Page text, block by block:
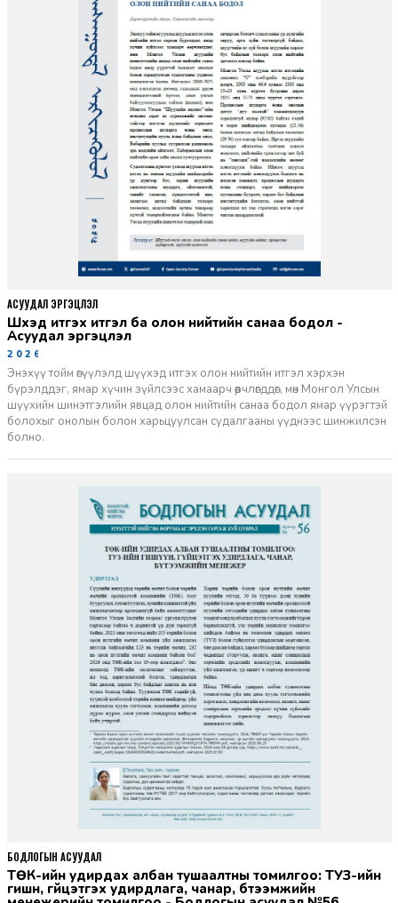
Шүүхэд итгэх итгэл ба олон нийтийн санаа бодол -
Асуудал эргэцүүлэл
2026-06-11
Энэхүү тойм өгүүлэлд шүүхэд итгэх олон нийтийн итгэл хэрхэн
бүрэлддэг, ямар хүчин зүйлсээс хамаарч өөрчлөгддөг, мөн Монгол Улсын
шүүхийн шинэтгэлийн явцад олон нийтийн санаа бодол ямар үүрэгтэй
болохыг онолын болон харьцуулсан судалгааны үүднээс шинжилсэн
болно.
АСУУДАЛ ЭРГЭЦҮҮЛЭЛ
ТӨК-ийн удирдах албан тушаалтны томилгоо: ТУЗ-ийн
гишүүн, гүйцэтгэх удирдлага, чанар, бүтээмжийн
БОДЛОГЫН АСУУДАЛ